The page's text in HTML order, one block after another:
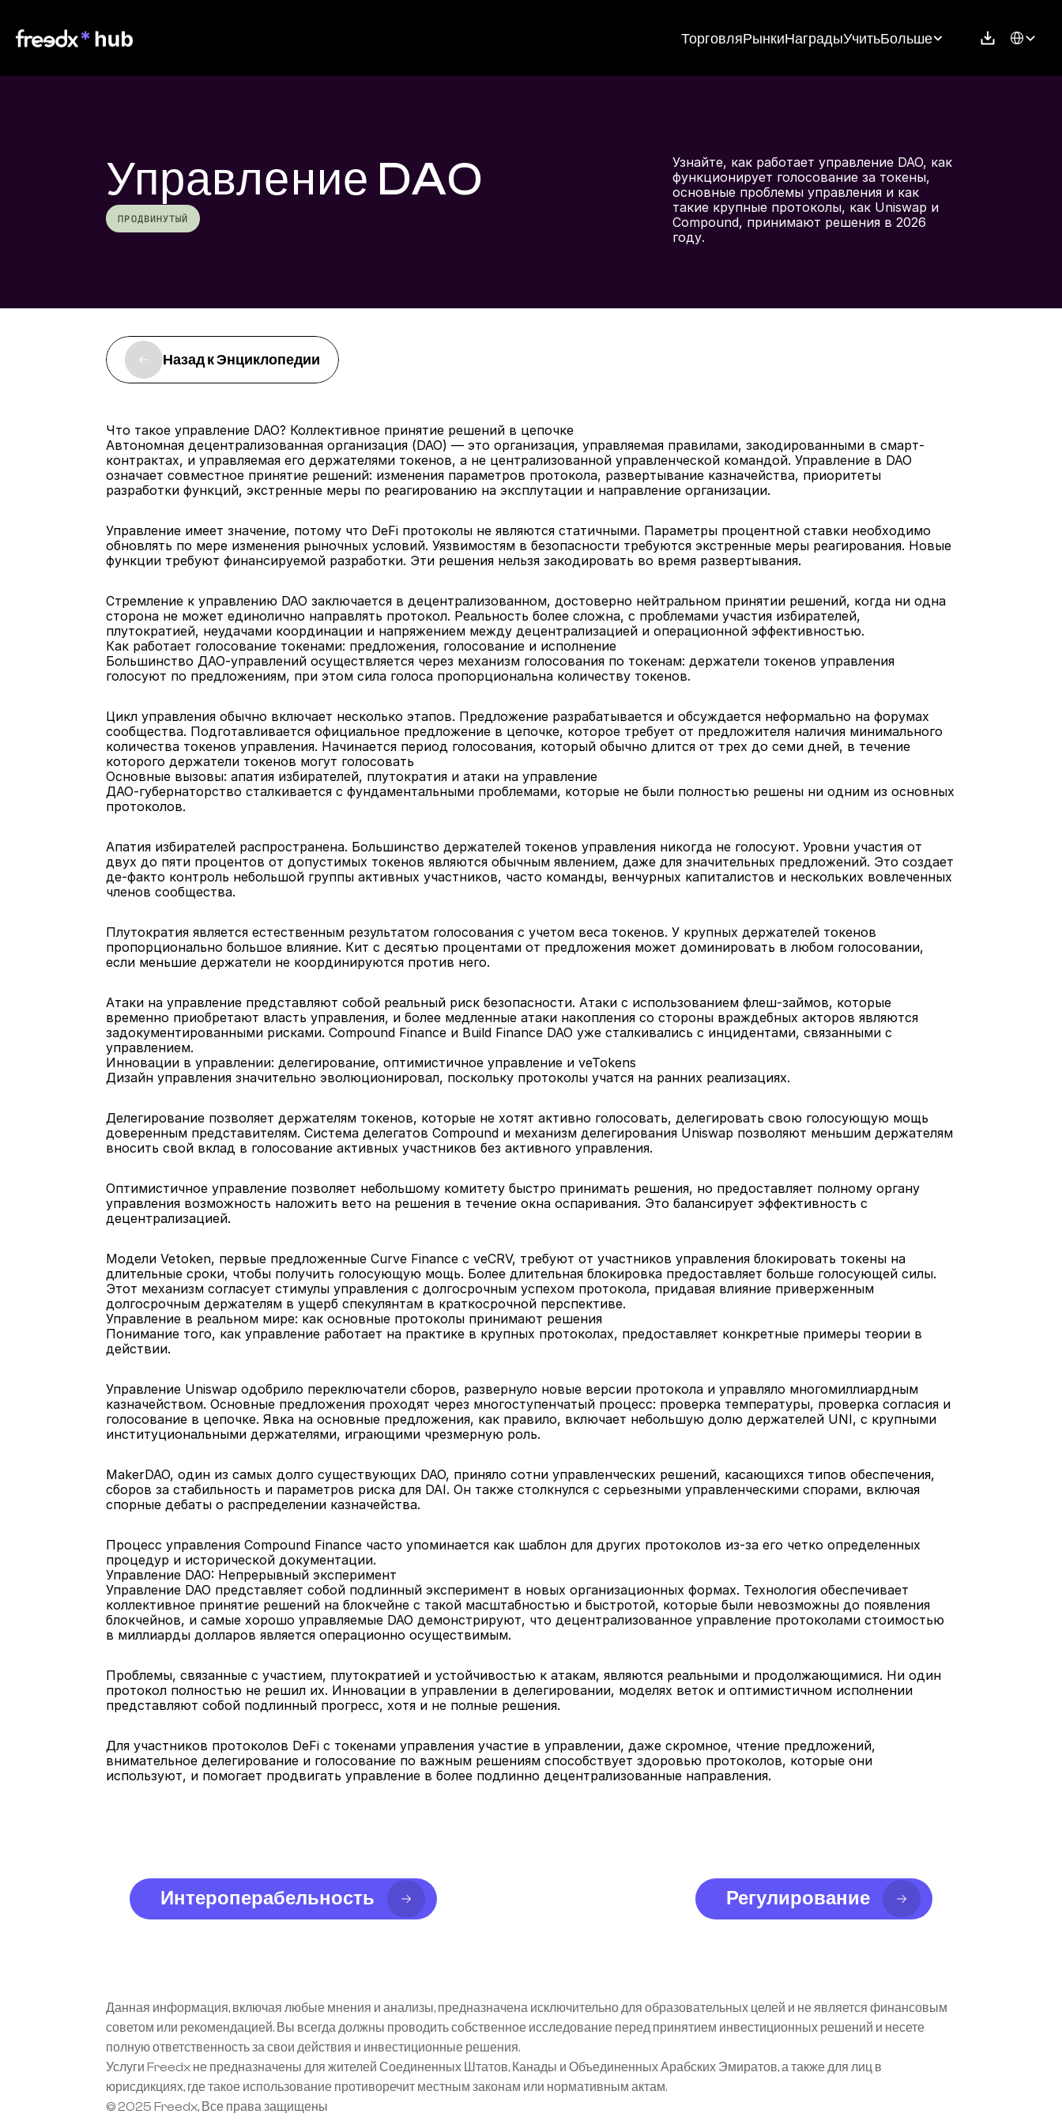
ТорговляРынкиНаградыУчитьБольше Select
Управление DAO
ПРОДВИНУТЫЙ
Узнайте, как работает управление DAO, как
функционирует голосование за токены,
основные проблемы управления и как
такие крупные протоколы, как Uniswap и
Compound, принимают решения в 2026
году.
Назад к Энциклопедии
Что такое управление DAO? Коллективное принятие решений в цепочке
Автономная децентрализованная организация (DAO) — это организация, управляемая правилами, закодированными в смарт-
контрактах, и управляемая его держателями токенов, а не централизованной управленческой командой. Управление в DAO
означает совместное принятие решений: изменения параметров протокола, развертывание казначейства, приоритеты
разработки функций, экстренные меры по реагированию на эксплутации и направление организации.
Управление имеет значение, потому что DeFi протоколы не являются статичными. Параметры процентной ставки необходимо
обновлять по мере изменения рыночных условий. Уязвимостям в безопасности требуются экстренные меры реагирования. Новые
функции требуют финансируемой разработки. Эти решения нельзя закодировать во время развертывания.
Стремление к управлению DAO заключается в децентрализованном, достоверно нейтральном принятии решений, когда ни одна
сторона не может единолично направлять протокол. Реальность более сложна, с проблемами участия избирателей,
плутократией, неудачами координации и напряжением между децентрализацией и операционной эффективностью.
Как работает голосование токенами: предложения, голосование и исполнение
Большинство ДАО-управлений осуществляется через механизм голосования по токенам: держатели токенов управления
голосуют по предложениям, при этом сила голоса пропорциональна количеству токенов.
Цикл управления обычно включает несколько этапов. Предложение разрабатывается и обсуждается неформально на форумах
сообщества. Подготавливается официальное предложение в цепочке, которое требует от предложителя наличия минимального
количества токенов управления. Начинается период голосования, который обычно длится от трех до семи дней, в течение
которого держатели токенов могут голосовать
Основные вызовы: апатия избирателей, плутократия и атаки на управление
ДАО-губернаторство сталкивается с фундаментальными проблемами, которые не были полностью решены ни одним из основных
протоколов.
Апатия избирателей распространена. Большинство держателей токенов управления никогда не голосуют. Уровни участия от
двух до пяти процентов от допустимых токенов являются обычным явлением, даже для значительных предложений. Это создает
де-факто контроль небольшой группы активных участников, часто команды, венчурных капиталистов и нескольких вовлеченных
членов сообщества.
Плутократия является естественным результатом голосования с учетом веса токенов. У крупных держателей токенов
пропорционально большое влияние. Кит с десятью процентами от предложения может доминировать в любом голосовании,
если меньшие держатели не координируются против него.
Атаки на управление представляют собой реальный риск безопасности. Атаки с использованием флеш-займов, которые
временно приобретают власть управления, и более медленные атаки накопления со стороны враждебных акторов являются
задокументированными рисками. Compound Finance и Build Finance DAO уже сталкивались с инцидентами, связанными с
управлением.
Инновации в управлении: делегирование, оптимистичное управление и veTokens
Дизайн управления значительно эволюционировал, поскольку протоколы учатся на ранних реализациях.
Делегирование позволяет держателям токенов, которые не хотят активно голосовать, делегировать свою голосующую мощь
доверенным представителям. Система делегатов Compound и механизм делегирования Uniswap позволяют меньшим держателям
вносить свой вклад в голосование активных участников без активного управления.
Оптимистичное управление позволяет небольшому комитету быстро принимать решения, но предоставляет полному органу
управления возможность наложить вето на решения в течение окна оспаривания. Это балансирует эффективность с
децентрализацией.
Модели Vetoken, первые предложенные Curve Finance с veCRV, требуют от участников управления блокировать токены на
длительные сроки, чтобы получить голосующую мощь. Более длительная блокировка предоставляет больше голосующей силы.
Этот механизм согласует стимулы управления с долгосрочным успехом протокола, придавая влияние приверженным
долгосрочным держателям в ущерб спекулянтам в краткосрочной перспективе.
Управление в реальном мире: как основные протоколы принимают решения
Понимание того, как управление работает на практике в крупных протоколах, предоставляет конкретные примеры теории в
действии.
Управление Uniswap одобрило переключатели сборов, развернуло новые версии протокола и управляло многомиллиардным
казначейством. Основные предложения проходят через многоступенчатый процесс: проверка температуры, проверка согласия и
голосование в цепочке. Явка на основные предложения, как правило, включает небольшую долю держателей UNI, с крупными
институциональными держателями, играющими чрезмерную роль.
MakerDAO, один из самых долго существующих DAO, приняло сотни управленческих решений, касающихся типов обеспечения,
сборов за стабильность и параметров риска для DAI. Он также столкнулся с серьезными управленческими спорами, включая
спорные дебаты о распределении казначейства.
Процесс управления Compound Finance часто упоминается как шаблон для других протоколов из-за его четко определенных
процедур и исторической документации.
Управление DAO: Непрерывный эксперимент
Управление DAO представляет собой подлинный эксперимент в новых организационных формах. Технология обеспечивает
коллективное принятие решений на блокчейне с такой масштабностью и быстротой, которые были невозможны до появления
блокчейнов, и самые хорошо управляемые DAO демонстрируют, что децентрализованное управление протоколами стоимостью
в миллиарды долларов является операционно осуществимым.
Проблемы, связанные с участием, плутократией и устойчивостью к атакам, являются реальными и продолжающимися. Ни один
протокол полностью не решил их. Инновации в управлении в делегировании, моделях веток и оптимистичном исполнении
представляют собой подлинный прогресс, хотя и не полные решения.
Для участников протоколов DeFi с токенами управления участие в управлении, даже скромное, чтение предложений,
внимательное делегирование и голосование по важным решениям способствует здоровью протоколов, которые они
используют, и помогает продвигать управление в более подлинно децентрализованные направления.
Интероперабельность Регулирование
Данная информация, включая любые мнения и анализы, предназначена исключительно для образовательных целей и не является финансовым
советом или рекомендацией. Вы всегда должны проводить собственное исследование перед принятием инвестиционных решений и несете
полную ответственность за свои действия и инвестиционные решения.
Услуги Freedx не предназначены для жителей Соединенных Штатов, Канады и Объединенных Арабских Эмиратов, а также для лиц в
юрисдикциях, где такое использование противоречит местным законам или нормативным актам.
© 2025 Freedx, Все права защищены